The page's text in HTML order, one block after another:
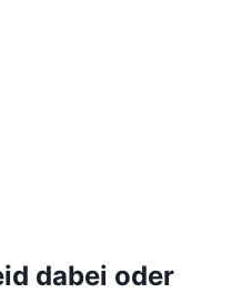
dabei oder